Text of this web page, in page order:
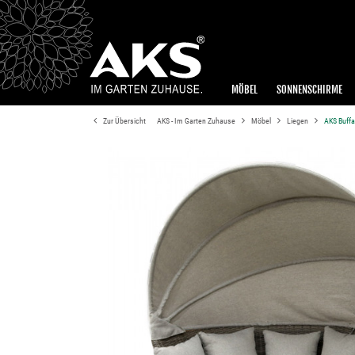
MÖBEL SONNENSCHIRME
Zur Übersicht AKS - Im Garten Zuhause Möbel Liegen AKS